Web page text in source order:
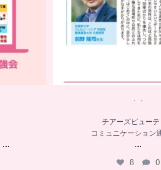
...
．．
チアーズビューテ
コミュニケーション
...
8 0